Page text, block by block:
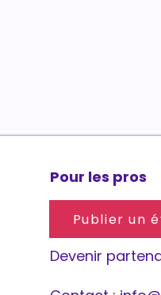
Pour les pros
Devenir
Publier un